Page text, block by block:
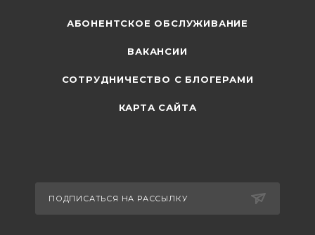
АБОНЕНТСКОЕ ОБСЛУЖИВАНИЕ
ВАКАНСИИ
СОТРУДНИЧЕСТВО С БЛОГЕРАМИ
КАРТА САЙТА
ПОДПИСАТЬСЯ НА РАССЫЛКУ